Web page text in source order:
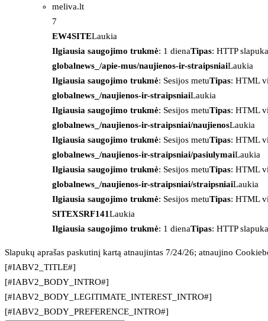
meliva.lt
7
EW4SITELaukia
Ilgiausia saugojimo trukmė: 1 dienaTipas: HTTP
globalnews_/apie-mus/naujienos-ir-straipsniaiLaukia
Ilgiausia saugojimo trukmė: Sesijos metuTipas: HTML
globalnews_/naujienos-ir-straipsniaiLaukia
Ilgiausia saugojimo trukmė: Sesijos metuTipas: HTML
globalnews_/naujienos-ir-straipsniai/naujienosLaukia
Ilgiausia saugojimo trukmė: Sesijos metuTipas: HTML
globalnews_/naujienos-ir-straipsniai/pasiulymaiLaukia
Ilgiausia saugojimo trukmė: Sesijos metuTipas: HTML
globalnews_/naujienos-ir-straipsniai/straipsniaiLaukia
Ilgiausia saugojimo trukmė: Sesijos metuTipas: HTML
SITEXSRF141Laukia
Ilgiausia saugojimo trukmė: 1 dienaTipas: HTTP
Slapukų aprašas paskutinį kartą atnaujintas 7/24/26; atnaujino
[#IABV2_TITLE#]
[#IABV2_BODY_INTRO#]
[#IABV2_BODY_LEGITIMATE_INTEREST_INTRO#]
[#IABV2_BODY_PREFERENCE_INTRO#]